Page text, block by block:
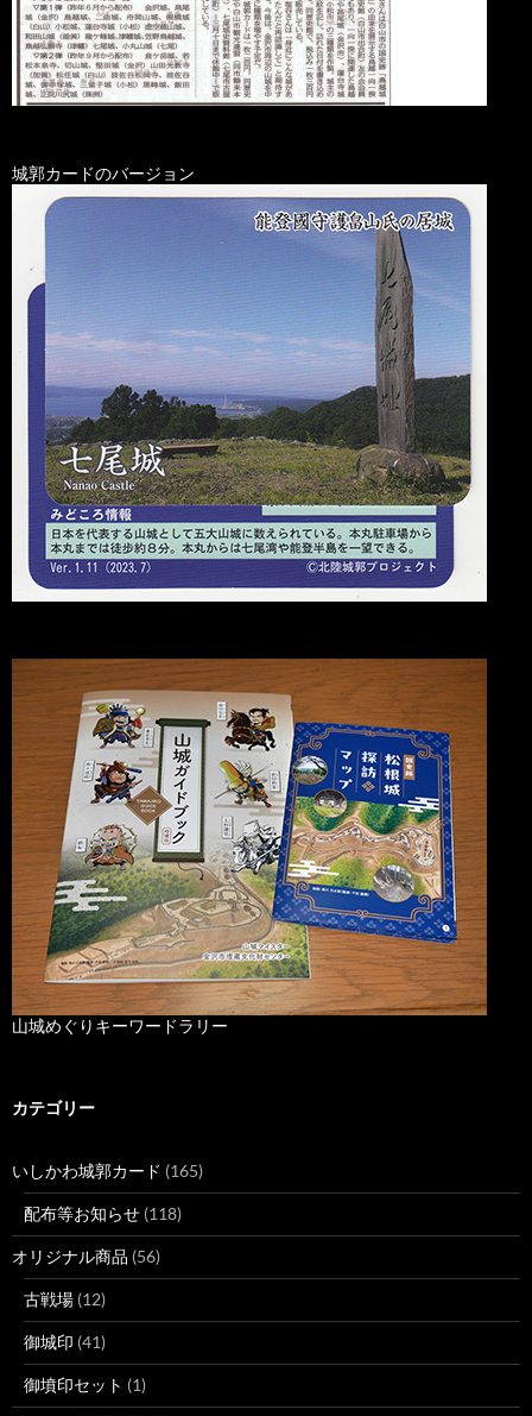
城郭カードのバージョン
山城めぐりキーワードラリー
カテゴリー
いしかわ城郭カード (165)
配布等お知らせ (118)
オリジナル商品 (56)
古戦場 (12)
御城印 (41)
御墳印セット (1)